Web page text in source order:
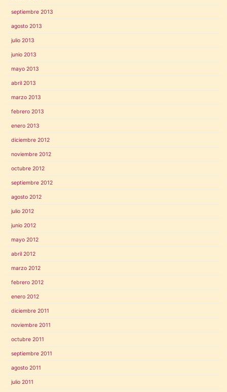
septiembre 2013
agosto 2013
julio 2013
junio 2013
mayo 2013
abril 2013
marzo 2013
febrero 2013
enero 2013
diciembre 2012
noviembre 2012
octubre 2012
septiembre 2012
agosto 2012
julio 2012
junio 2012
mayo 2012
abril 2012
marzo 2012
febrero 2012
enero 2012
diciembre 2011
noviembre 2011
octubre 2011
septiembre 2011
agosto 2011
julio 2011